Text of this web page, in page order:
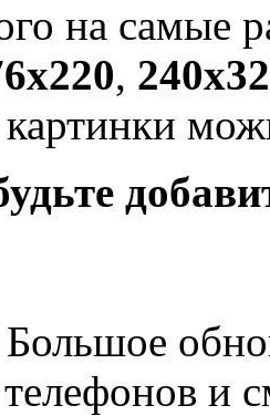
на самые
,
картинки
и